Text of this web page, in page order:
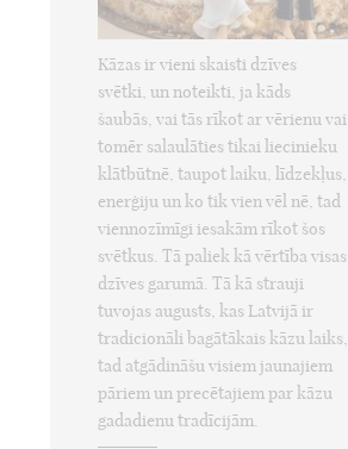
Kāzas ir vieni skaisti dzīves
svētki, un noteikti, ja kāds
šaubās, vai tās rīkot ar vērienu vai
tomēr salaulāties tikai liecinieku
klātbūtnē, taupot laiku, līdzekļus,
enerģiju un ko tik vien vēl nē, tad
viennozīmīgi iesakām rīkot šos
svētkus. Tā paliek kā vērtība visas
dzīves garumā. Tā kā strauji
tuvojas augusts, kas Latvijā ir
tradicionāli bagātākais kāzu laiks,
tad atgādināšu visiem jaunajiem
pāriem un precētajiem par kāzu
gadadienu tradīcijām.